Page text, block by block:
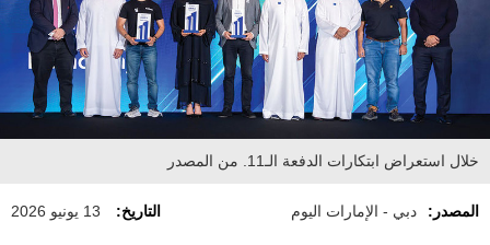
خلال استعراض ابتكارات الدفعة الـ11. من المصدر
المصدر: دبي - الإمارات اليوم التاريخ: 13 يونيو 2026